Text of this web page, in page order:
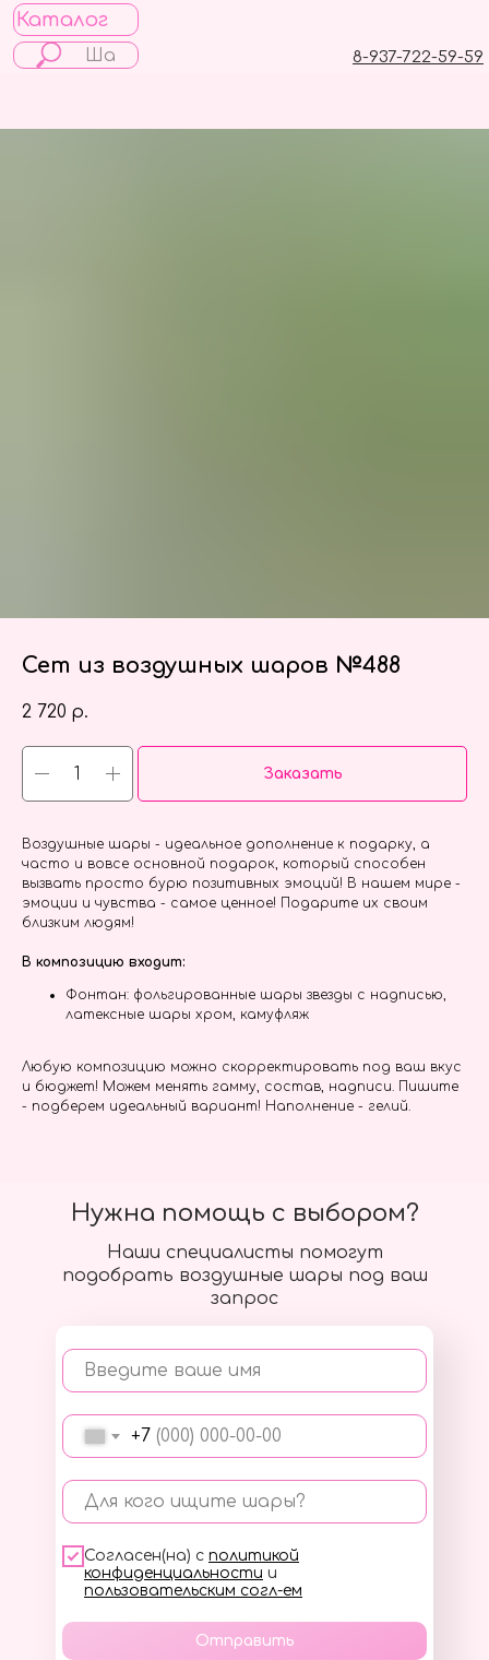
Каталог
8-937-722-59-59
Сет из воздушных шаров №488
2 720 р.
Заказать
Воздушные шары - идеальное дополнение к подарку, а
часто и вовсе основной подарок, который способен
вызвать просто бурю позитивных эмоций! В нашем мире -
эмоции и чувства - самое ценное! Подарите их своим
близким людям!
В композицию входит:
Фонтан: фольгированные шары звезды с надписью,
латексные шары хром, камуфляж
Любую композицию можно скорректировать под ваш вкус
и бюджет! Можем менять гамму, состав, надписи. Пишите
- подберем идеальный вариант! Наполнение - гелий.
Наши специалисты помогут
подобрать воздушные шары под ваш
запрос
Введите ваше имя
+7
Для кого ищите шары?
Согласен(на) с политикой
конфиденциальности и
пользовательским согл-ем
Отправить
Нужна помощь с выбором?